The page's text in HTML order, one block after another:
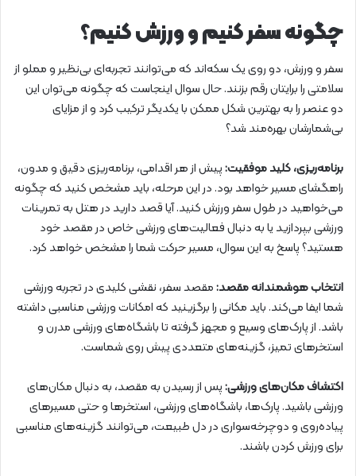
چگونه سفر کنیم و ورزش کنیم؟
سفر و ورزش، دو روی یک سکه‌اند که می‌توانند تجربه‌ای بی‌نظیر و مملو از
سلامتی را برایتان رقم بزنند. حال سوال اینجاست که چگونه می‌توان این
دو عنصر را به بهترین شکل ممکن با یکدیگر ترکیب کرد و از مزایای
بی‌شمارشان بهره‌مند شد؟
برنامه‌ریزی، کلید موفقیت:پیش از هر اقدامی، برنامه‌ریزی دقیق و مدون،
راهگشای مسیر خواهد بود. در این مرحله، باید مشخص کنید که چگونه
می‌خواهید در طول سفر ورزش کنید. آیا قصد دارید در هتل به تمرینات
ورزشی بپردازید یا به دنبال فعالیت‌های ورزشی خاص در مقصد خود
هستید؟ پاسخ به این سوال، مسیر حرکت شما را مشخص خواهد کرد.
انتخاب هوشمندانه مقصد:مقصد سفر، نقشی کلیدی در تجربه ورزشی
شما ایفا می‌کند. باید مکانی را برگزینید که امکانات ورزشی مناسبی داشته
باشد. از پارک‌های وسیع و مجهز گرفته تا باشگاه‌های ورزشی مدرن و
استخرهای تمیز، گزینه‌های متعددی پیش روی شماست.
اکتشاف مکان‌های ورزشی:پس از رسیدن به مقصد، به دنبال مکان‌های
ورزشی باشید. پارک‌ها، باشگاه‌های ورزشی، استخرها و حتی مسیرهای
پیاده‌روی و دوچرخه‌سواری در دل طبیعت، می‌توانند گزینه‌های مناسبی
برای ورزش کردن باشند.